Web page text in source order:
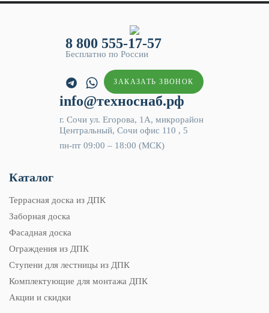
8 800 555-17-57
Бесплатно по России
ЗАКАЗАТЬ ЗВОНОК
info@техноснаб.рф
г. Сочи ул. Егорова, 1А, микрорайон
Центральный, Сочи офис 110 , 5
пн-пт 09:00 – 18:00 (МСК)
Каталог
Террасная доска из ДПК
Заборная доска
Фасадная доска
Ограждения из ДПК
Ступени для лестницы из ДПК
Комплектующие для монтажа ДПК
Акции и скидки